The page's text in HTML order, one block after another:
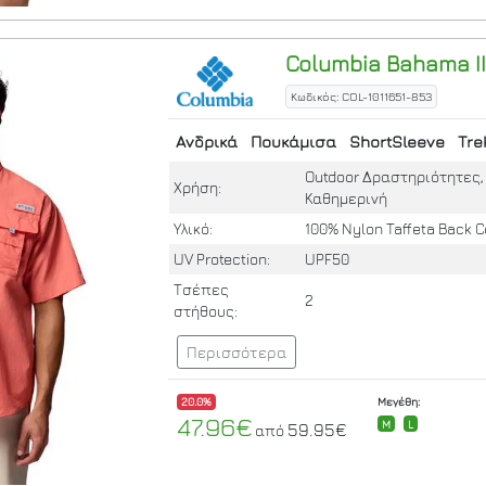
Columbia Bahama
Κωδικός: COL-1011651-853
Ανδρικά Πουκάμισα ShortSleeve
Χρήση:
Outdoor Δραστηριότητες,
Καθημερινή
Υλικό:
100% Nylon Taffeta Back
UV Protection:
UPF50
Τσέπες
στήθους:
2
Περισσότερα
20.0%
47.96€ από 59.95€
Μεγέθη:
M
L